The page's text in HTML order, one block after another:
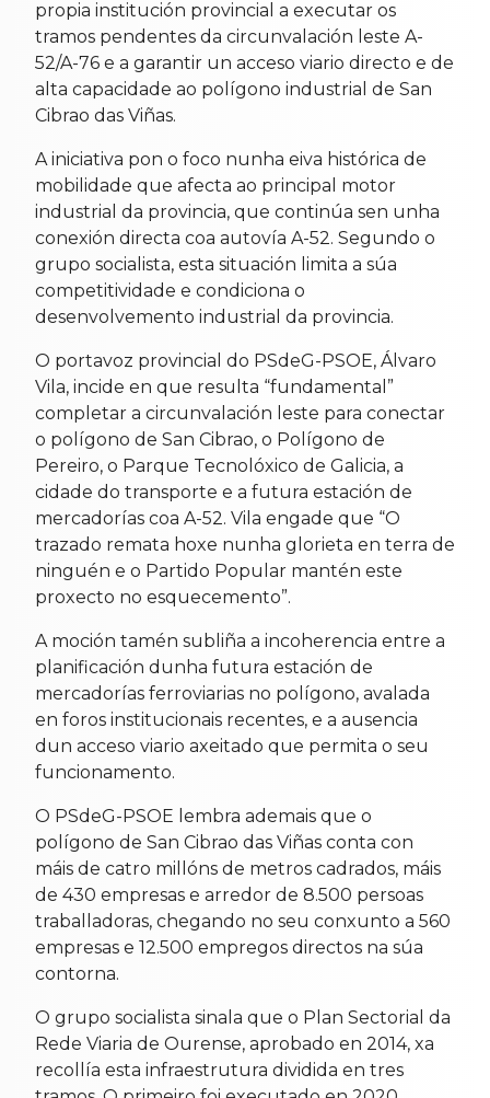
propia institución provincial a executar os
tramos pendentes da circunvalación leste A-
52/A-76 e a garantir un acceso viario directo e de
alta capacidade ao polígono industrial de San
Cibrao das Viñas.
A iniciativa pon o foco nunha eiva histórica de
mobilidade que afecta ao principal motor
industrial da provincia, que continúa sen unha
conexión directa coa autovía A-52. Segundo o
grupo socialista, esta situación limita a súa
competitividade e condiciona o
desenvolvemento industrial da provincia.
O portavoz provincial do PSdeG-PSOE, Álvaro
Vila, incide en que resulta “fundamental”
completar a circunvalación leste para conectar
o polígono de San Cibrao, o Polígono de
Pereiro, o Parque Tecnolóxico de Galicia, a
cidade do transporte e a futura estación de
mercadorías coa A-52. Vila engade que “O
trazado remata hoxe nunha glorieta en terra de
ninguén e o Partido Popular mantén este
proxecto no esquecemento”.
A moción tamén subliña a incoherencia entre a
planificación dunha futura estación de
mercadorías ferroviarias no polígono, avalada
en foros institucionais recentes, e a ausencia
dun acceso viario axeitado que permita o seu
funcionamento.
O PSdeG-PSOE lembra ademais que o
polígono de San Cibrao das Viñas conta con
máis de catro millóns de metros cadrados, máis
de 430 empresas e arredor de 8.500 persoas
traballadoras, chegando no seu conxunto a 560
empresas e 12.500 empregos directos na súa
contorna.
O grupo socialista sinala que o Plan Sectorial da
Rede Viaria de Ourense, aprobado en 2014, xa
recollía esta infraestrutura dividida en tres